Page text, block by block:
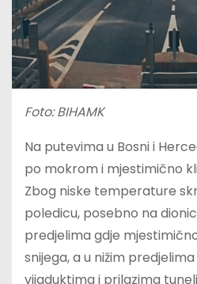
Foto: BIHAMK
Na putevima u Bosni i
po mokrom i mjestimično
Zbog niske temperature
poledicu, posebno na
predjelima gdje
snijega, a u nižim
vijaduktima i prilazima